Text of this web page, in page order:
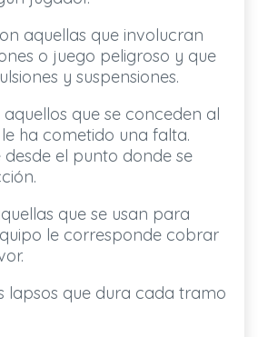
aquellas que involucran
o juego peligroso y que
y suspensiones.
aquellos que se conceden al
ha cometido una falta.
desde el punto donde se
que se usan para
le corresponde cobrar
lapsos que dura cada tramo